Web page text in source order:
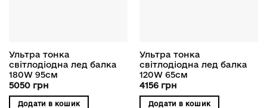
Ультра тонка
світлодіодна лед балка
180W 95см
5050 грн
Додати в кошик
Ультра тонка
світлодіодна лед балка
120W 65см
4156 грн
Додати в кошик